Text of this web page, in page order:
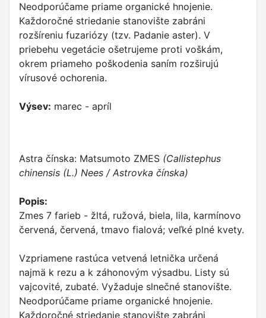
Neodporúčame priame organické hnojenie.
Každoročné striedanie stanovište zabráni
rozšíreniu fuzariózy (tzv. Padanie aster). V
priebehu vegetácie ošetrujeme proti voškám,
okrem priameho poškodenia saním rozširujú
vírusové ochorenia.
Výsev: marec - apríl
Astra čínska: Matsumoto ZMES (Callistephus
chinensis (L.) Nees / Astrovka čínska)
Popis:
Zmes 7 farieb - žltá, ružová, biela, lila, karmínovo
červená, červená, tmavo fialová; veľké plné kvety.
Vzpriamene rastúca vetvená letnička určená
najmä k rezu a k záhonovým výsadbu. Listy sú
vajcovité, zubaté. Vyžaduje slnečné stanovište.
Neodporúčame priame organické hnojenie.
Každoročné striedanie stanovište zabráni